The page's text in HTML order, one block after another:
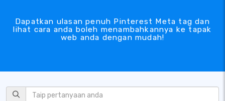
Dapatkan ulasan penuh Pinterest Meta tag dan
lihat cara anda boleh menambahkannya ke tapak
web anda dengan mudah!